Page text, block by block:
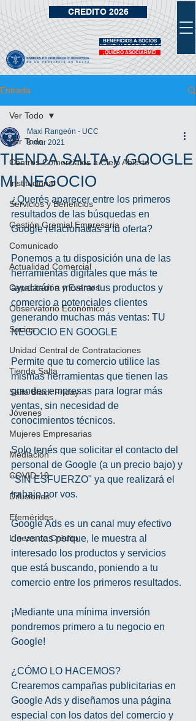
¡QUIERO ASOCIARME!
VIDRIERA DE BENEFICIOS
BENEFICIOS A SOCIOS
CREDITO 2026
Entrada
Ver Todo
Centros Comerciales a Cielo Abierto
Institucional
Servicios y Beneficios
Gestión Gremial Empresaria
Comunicado
Actualidad Comercial
Capacitación y Eventos
Observatorio Económico
Socios
Unidad Central de Contrataciones
Tienda Salta
Salta Black Friday
Jóvenes
Mujeres Empresarias
Mediación
COVID-19
Difusiones
Efemérides
Líneas de Crédito
Ver Todo
TIENDA SALTA y GOOGLE
MI NEGOCIO
Maxi Rangeón - UCC
8 mar 2021
¿Querés aparecer entre los primeros
resultados de las búsquedas en
Google relacionadas a tu oferta?
Ponemos a tu disposición una de las
herramientas digitales que más te
ayudarán a mostrar tus productos y
comercio a potenciales clientes
generando muchas más ventas: TU
NEGOCIO EN GOOGLE
Permite que tu comercio utilice las
mismas herramientas que tienen las
grandes empresas para lograr más
ventas, sin necesidad de
conocimientos técnicos.
Solo tenés que solicitar el contacto del
personal de Google (a un precio bajo) y
"SIN ESFUERZO" ya que realizará el
trabajo por vos.
Google Ads es un canal muy efectivo
de ventas porque, le muestra al
interesado los productos y servicios
que está buscando, poniendo a tu
comercio entre los primeros resultados.
¡Mediante una mínima inversión
pondremos primero a tu negocio en
Google!
¿CÓMO LO HACEMOS?
Crearemos campañas publicitarias en
Google Ads y diseñamos una página
especial con los datos del comercio y